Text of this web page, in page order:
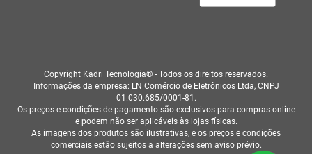
Copyright Kadri Tecnologia® - Todos os direitos reservados.
Informações da empresa: LN Comércio de Eletrônicos Ltda, CNPJ
01.030.685/0001-81.
Os preços e condições de pagamento são exclusivos para compras online
e podem não ser aplicáveis às lojas físicas.
As imagens dos produtos são ilustrativas, e os preços e condições
comerciais estão sujeitos a alterações sem aviso prévio.